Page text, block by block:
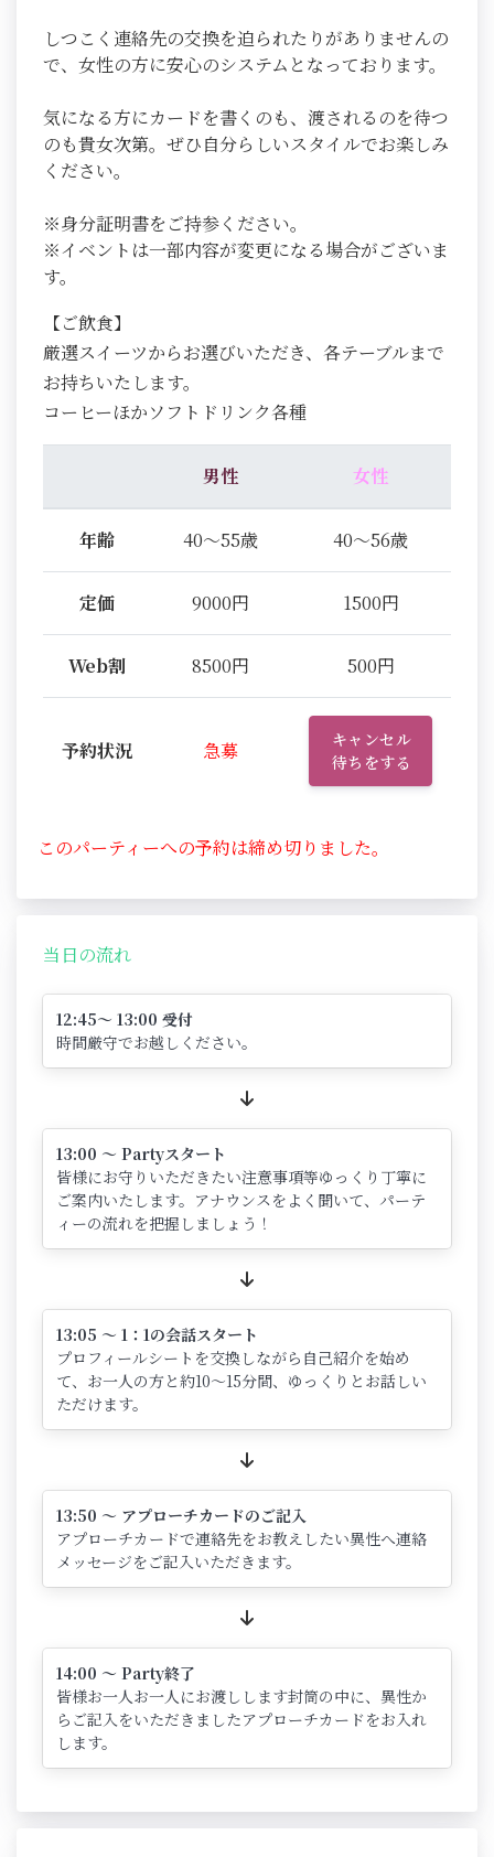
しつこく連絡先の交換を迫られたりがありませんの
で、女性の方に安心のシステムとなっております。
気になる方にカードを書くのも、渡されるのを待つ
のも貴女次第。ぜひ自分らしいスタイルでお楽しみ
ください。
※身分証明書をご持参ください。
※イベントは一部内容が変更になる場合がございま
す。
【ご飲食】
厳選スイーツからお選びいただき、各テーブルまで
お持ちいたします。
コーヒーほかソフトドリンク各種
男性 女性
年齢 40～55歳 40～56歳
定価 9000円 1500円
Web割 8500円 500円
予約状況 急募
キャンセル
待ちをする
このパーティーへの予約は締め切りました。
当日の流れ
12:45～ 13:00 受付
時間厳守でお越しください。
13:00 ～ Partyスタート
皆様にお守りいただきたい注意事項等ゆっくり丁寧に
ご案内いたします。アナウンスをよく聞いて、パーテ
ィーの流れを把握しましょう！
13:05 ～ 1：1の会話スタート
プロフィールシートを交換しながら自己紹介を始め
て、お一人の方と約10～15分間、ゆっくりとお話しい
ただけます。
13:50 ～ アプローチカードのご記入
アプローチカードで連絡先をお教えしたい異性へ連絡
メッセージをご記入いただきます。
14:00 ～ Party終了
皆様お一人お一人にお渡しします封筒の中に、異性か
らご記入をいただきましたアプローチカードをお入れ
します。